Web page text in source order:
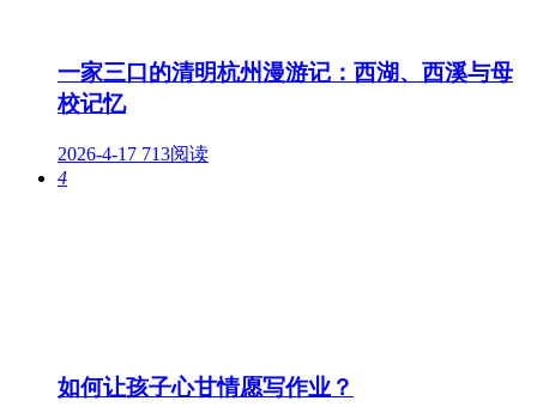
一家三口的清明杭州漫游记：西湖、西溪与母
校记忆
2026-4-17 713阅读
4
如何让孩子心甘情愿写作业？